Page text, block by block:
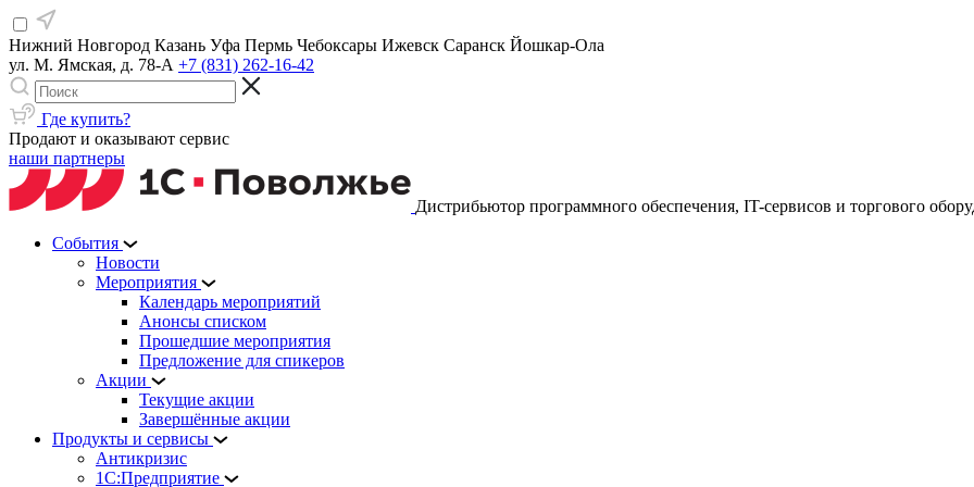
Нижний Новгород Казань Уфа Пермь Чебоксары Ижевск Саранск Йошкар-Ола
ул. М. Ямская, д. 78-А +7 (831) 262-16-42
Где купить?
Продают и оказывают сервис
наши партнеры
Дистрибьютор программного обеспечения, IT-сервисов и торгового
События
Новости
Мероприятия
Календарь мероприятий
Анонсы списком
Прошедшие мероприятия
Предложение для спикеров
Акции
Текущие акции
Завершённые акции
Продукты и сервисы
Антикризис
1С:Предприятие